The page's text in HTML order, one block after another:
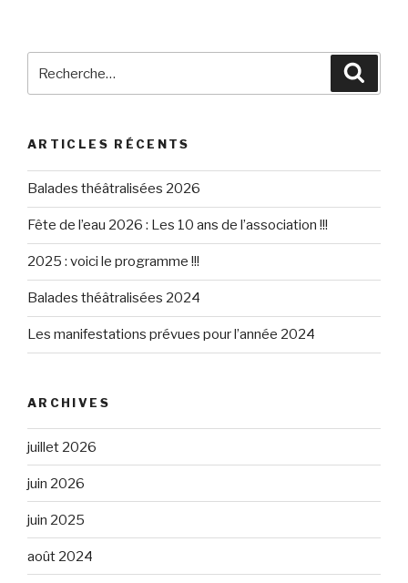
ARTICLES RÉCENTS
Balades théâtralisées 2026
Fête de l’eau 2026 : Les 10 ans de l’association !!!
2025 : voici le programme !!!
Balades théâtralisées 2024
Les manifestations prévues pour l’année 2024
ARCHIVES
juillet 2026
juin 2026
juin 2025
août 2024